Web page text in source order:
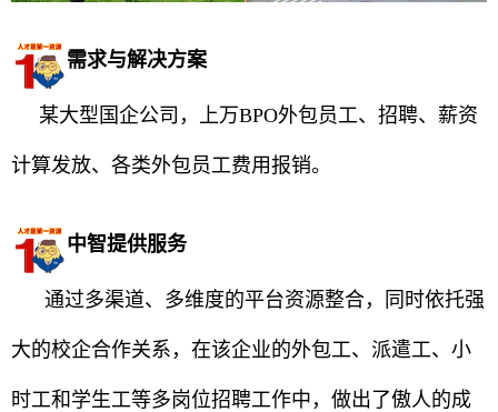
需求与解决方案
某大型国企公司，上万BPO外包员工、招聘、薪资
计算发放、各类外包员工费用报销。
中智提供服务
通过多渠道、多维度的平台资源整合，同时依托强
大的校企合作关系，在该企业的外包工、派遣工、小
时工和学生工等多岗位招聘工作中，做出了傲人的成